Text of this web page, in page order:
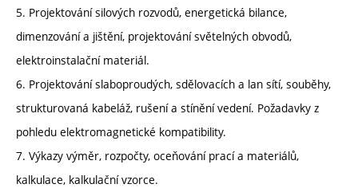
5. Projektování silových rozvodů, energetická bilance,
dimenzování a jištění, projektování světelných obvodů,
elektroinstalační materiál.
6. Projektování slaboproudých, sdělovacích a lan sítí, souběhy,
strukturovaná kabeláž, rušení a stínění vedení. Požadavky z
pohledu elektromagnetické kompatibility.
7. Výkazy výměr, rozpočty, oceňování prací a materiálů,
kalkulace, kalkulační vzorce.